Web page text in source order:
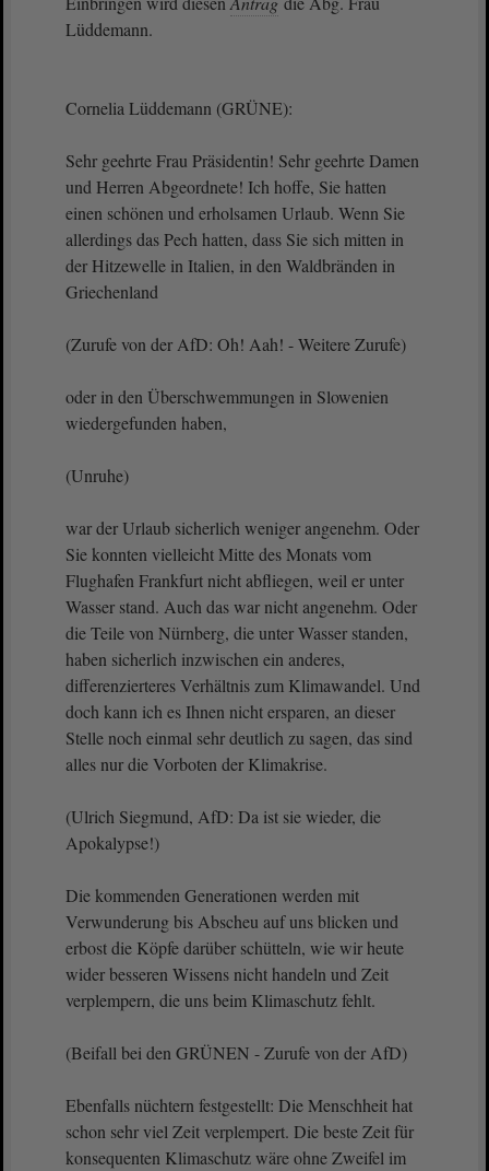
Lüddemann.
Cornelia Lüddemann (GRÜNE):
Sehr geehrte Frau Präsidentin! Sehr geehrte Damen
und Herren Abgeordnete! Ich hoffe, Sie hatten
einen schönen und erholsamen Urlaub. Wenn Sie
allerdings das Pech hatten, dass Sie sich mitten in
der Hitzewelle in Italien, in den Waldbränden in
Griechenland
(Zurufe von der AfD: Oh! Aah! - Weitere Zurufe)
oder in den Überschwemmungen in Slowenien
wiedergefunden haben,
(Unruhe)
war der Urlaub sicherlich weniger angenehm. Oder
Sie konnten vielleicht Mitte des Monats vom
Flughafen Frankfurt nicht abfliegen, weil er unter
Wasser stand. Auch das war nicht angenehm. Oder
die Teile von Nürnberg, die unter Wasser standen,
haben sicherlich inzwischen ein anderes,
differenzierteres Verhältnis zum Klimawandel. Und
doch kann ich es Ihnen nicht ersparen, an dieser
Stelle noch einmal sehr deutlich zu sagen, das sind
alles nur die Vorboten der Klimakrise.
(Ulrich Siegmund, AfD: Da ist sie wieder, die
Apokalypse!)
Die kommenden Generationen werden mit
Verwunderung bis Abscheu auf uns blicken und
erbost die Köpfe darüber schütteln, wie wir heute
wider besseren Wissens nicht handeln und Zeit
verplempern, die uns beim Klimaschutz fehlt.
(Beifall bei den GRÜNEN - Zurufe von der AfD)
Ebenfalls nüchtern festgestellt: Die Menschheit hat
schon sehr viel Zeit verplempert. Die beste Zeit für
konsequenten Klimaschutz wäre ohne Zweifel im